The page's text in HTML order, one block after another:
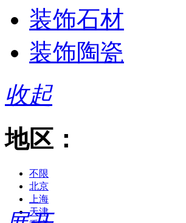
装饰石材
装饰陶瓷
收起
地区：
不限
北京
上海
天津